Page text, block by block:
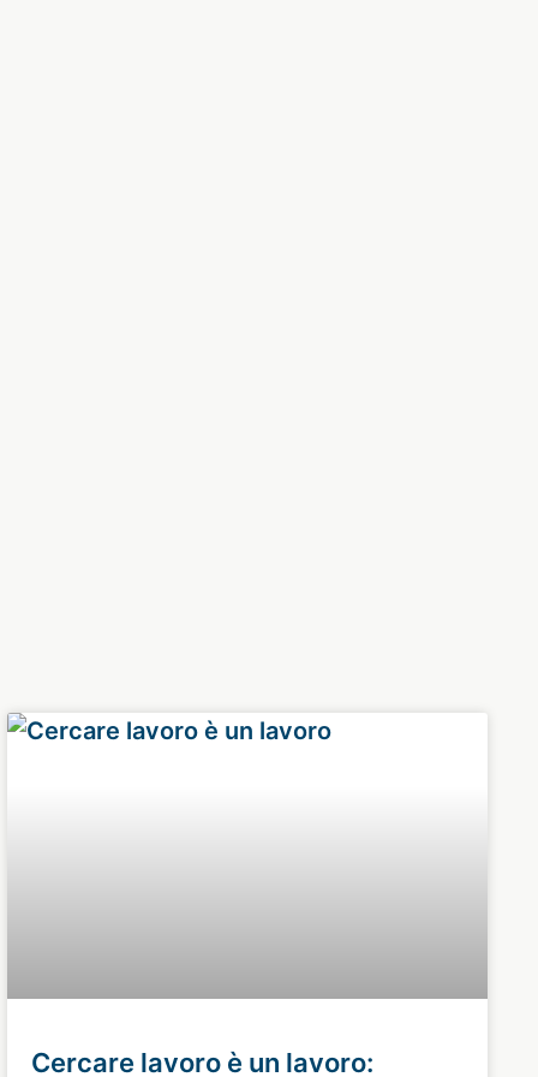
Cercare lavoro è un lavoro: